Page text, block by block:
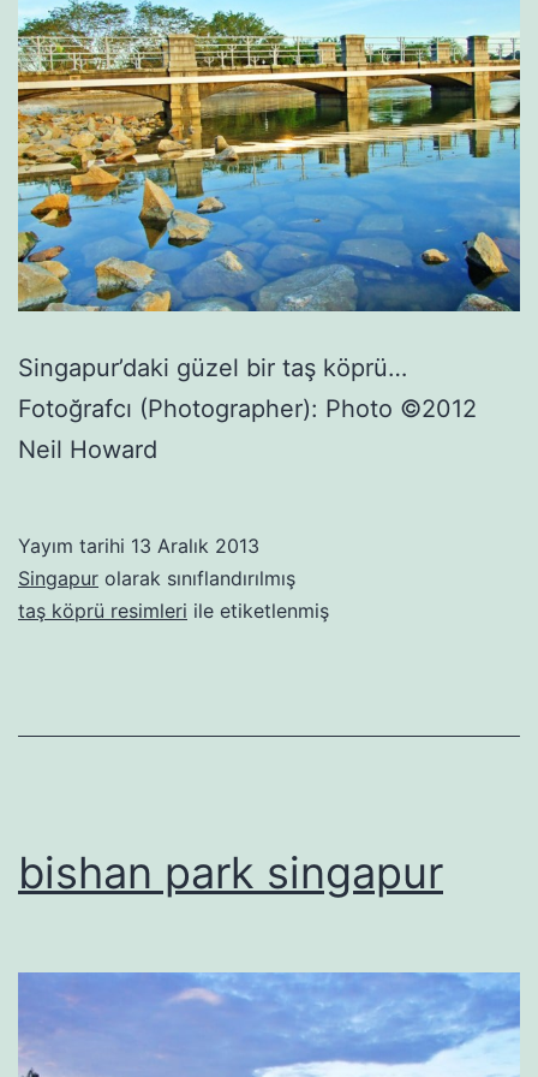
Singapur’daki güzel bir taş köprü…
Fotoğrafcı (Photographer): Photo ©2012
Neil Howard
Yayım tarihi 13 Aralık 2013
Singapur olarak sınıflandırılmış
taş köprü resimleri ile etiketlenmiş
bishan park singapur